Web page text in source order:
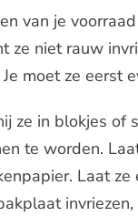
van je
ze niet rauw
moet ze eerst
ze in blokjes of
te worden.
Laat